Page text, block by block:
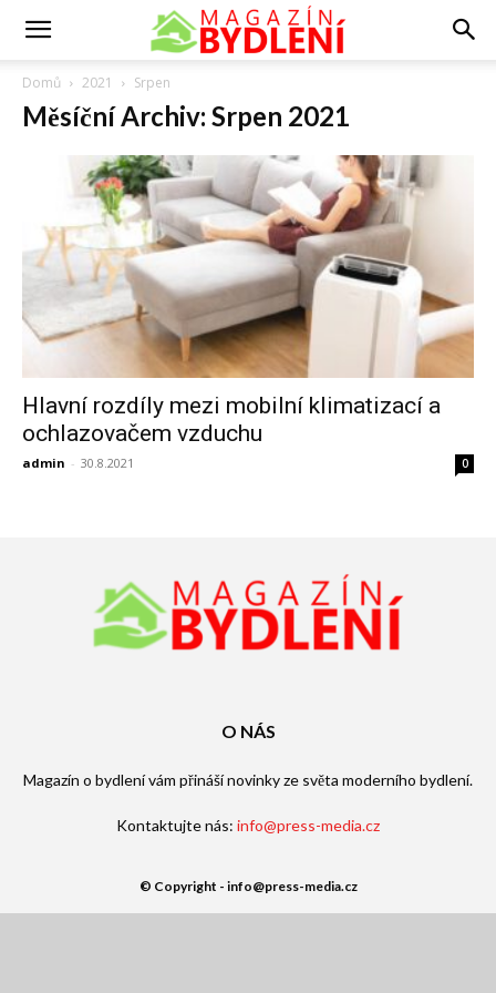
Domů 2021 Srpen
Měsíční Archiv: Srpen 2021
Hlavní rozdíly mezi mobilní klimatizací a
ochlazovačem vzduchu
admin - 30.8.2021 0
O NÁS
Magazín o bydlení vám přináší novinky ze světa moderního bydlení.
Kontaktujte nás: info@press-media.cz
© Copyright - info@press-media.cz